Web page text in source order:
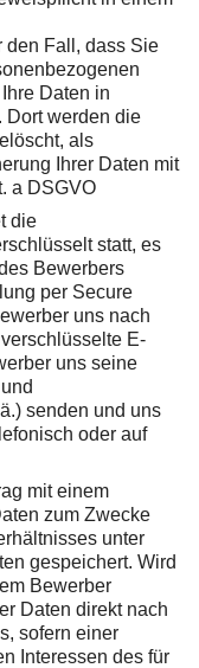
den Fall, dass Sie
Daten in
Dort werden die
als
Ihrer Daten mit
a DSGVO
die
statt, es
Bewerbers
per Secure
uns nach
E-
uns seine
senden und uns
oder auf
mit einem
zum Zwecke
unter
gespeichert. Wird
Bewerber
Daten direkt nach
sofern einer
Interessen des für